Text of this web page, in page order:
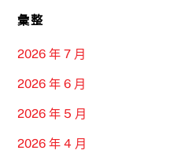
彙整
2026 年 7 月
2026 年 6 月
2026 年 5 月
2026 年 4 月